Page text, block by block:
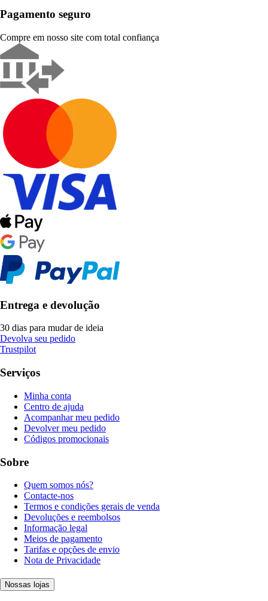
Pagamento seguro
Compre em nosso site com total confiança
Entrega e devolução
30 dias para mudar de ideia
Devolva seu pedido
Trustpilot
Serviços
Minha conta
Centro de ajuda
Acompanhar meu pedido
Devolver meu pedido
Códigos promocionais
Sobre
Quem somos nós?
Contacte-nos
Termos e condições gerais de venda
Devoluções e reembolsos
Informação legal
Meios de pagamento
Tarifas e opções de envio
Nota de Privacidade
Nossas lojas